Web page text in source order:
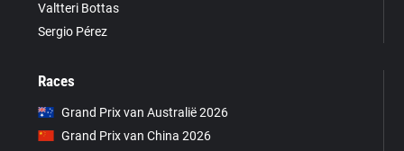
Valtteri Bottas
Sergio Pérez
Races
Grand Prix van Australië 2026
Grand Prix van China 2026